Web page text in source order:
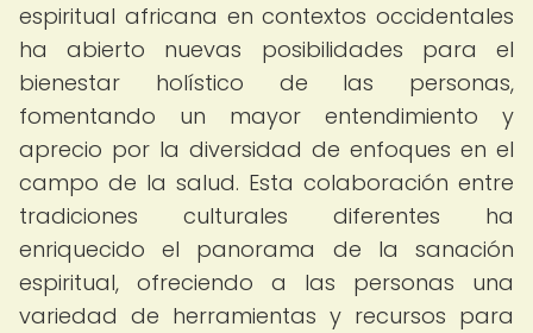
espiritual africana en contextos occidentales
ha abierto nuevas posibilidades para el
bienestar holístico de las personas,
fomentando un mayor entendimiento y
aprecio por la diversidad de enfoques en el
campo de la salud. Esta colaboración entre
tradiciones culturales diferentes ha
enriquecido el panorama de la sanación
espiritual, ofreciendo a las personas una
variedad de herramientas y recursos para